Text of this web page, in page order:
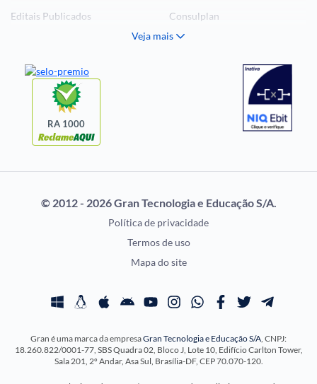
Editais Publicados
Questões de Concurso
Consulplan
FCC
CONCURSOS POR
Concursos Militares
Concursos Saúde
Concursos Tribunais
EXAME DE ORDEM
OAB
Prova OAB
Calendário OAB
Questões OAB
Exame de Ordem
Veja mais
RA 1000
© 2012 - 2026 Gran Tecnologia e Educação S/A.
Política de privacidade
Termos de uso
Mapa do site
Gran é uma marca da empresaGran Tecnologia e Educação S/A, CNPJ:
18.260.822/0001-77, SBS Quadra 02, Bloco J, Lote 10, Edifício Carlton Tower,
Sala 201, 2º Andar, Asa Sul, Brasília-DF, CEP 70.070-120.